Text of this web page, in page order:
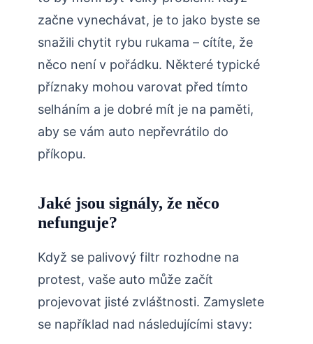
začne vynechávat, je to jako byste se
snažili chytit rybu rukama – cítíte, že
něco není v pořádku. Některé typické
příznaky mohou varovat před tímto
selháním a je dobré mít je na paměti,
aby se vám auto nepřevrátilo do
příkopu.
Jaké jsou signály, že něco
nefunguje?
Když se palivový filtr rozhodne na
protest, vaše auto může začít
projevovat jisté zvláštnosti. Zamyslete
se například nad následujícími stavy: